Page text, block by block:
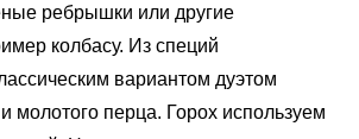
ребрышки или другие
колбасу. Из специй
вариантом дуэтом
молотого перца. Горох используем